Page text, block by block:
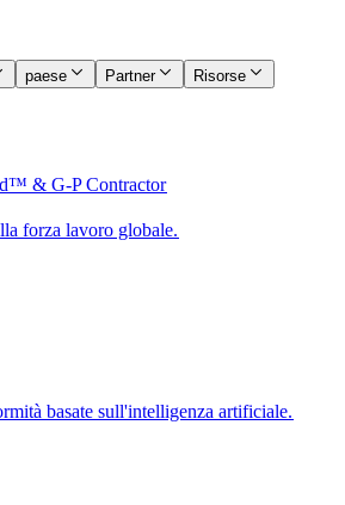
paese​​ Partner​​
Risorse​​
& G-P Contractor​​
forza lavoro globale.​​
basate sull'intelligenza artificiale.​​